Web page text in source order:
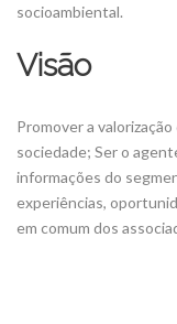
socioambiental.
Visão
Promover a
sociedade; Ser o
informações do
experiências,
em comum dos